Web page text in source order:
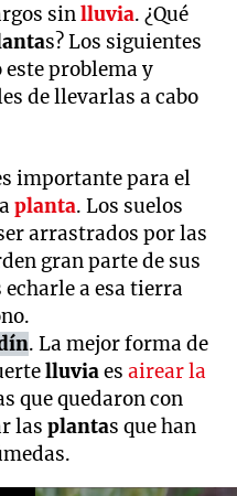
sinlluvia. ¿Qué
s? Los siguientes
problema y
de llevarlas a cabo
importante para el
planta. Los suelos
arrastrados por las
gran parte de sus
a esa tierra
. La mejor forma de
lluviaesairear la
que quedaron con
lasplantas que han